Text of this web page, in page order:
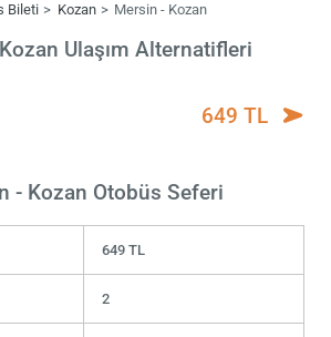
Bileti Kozan Mersin - Kozan
Ulaşım Alternatifleri
649 TL
- Kozan Otobüs Seferi
649 TL
2